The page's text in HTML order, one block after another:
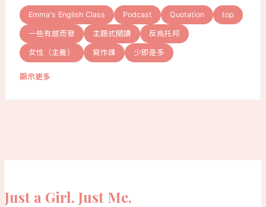
Emma's English Class Podcast Quotation top
一些有感而發 主題式閱讀 反烏托邦
女性（主義） 寫作課 少即是多
顯示更多
Just a Girl. Just Me.